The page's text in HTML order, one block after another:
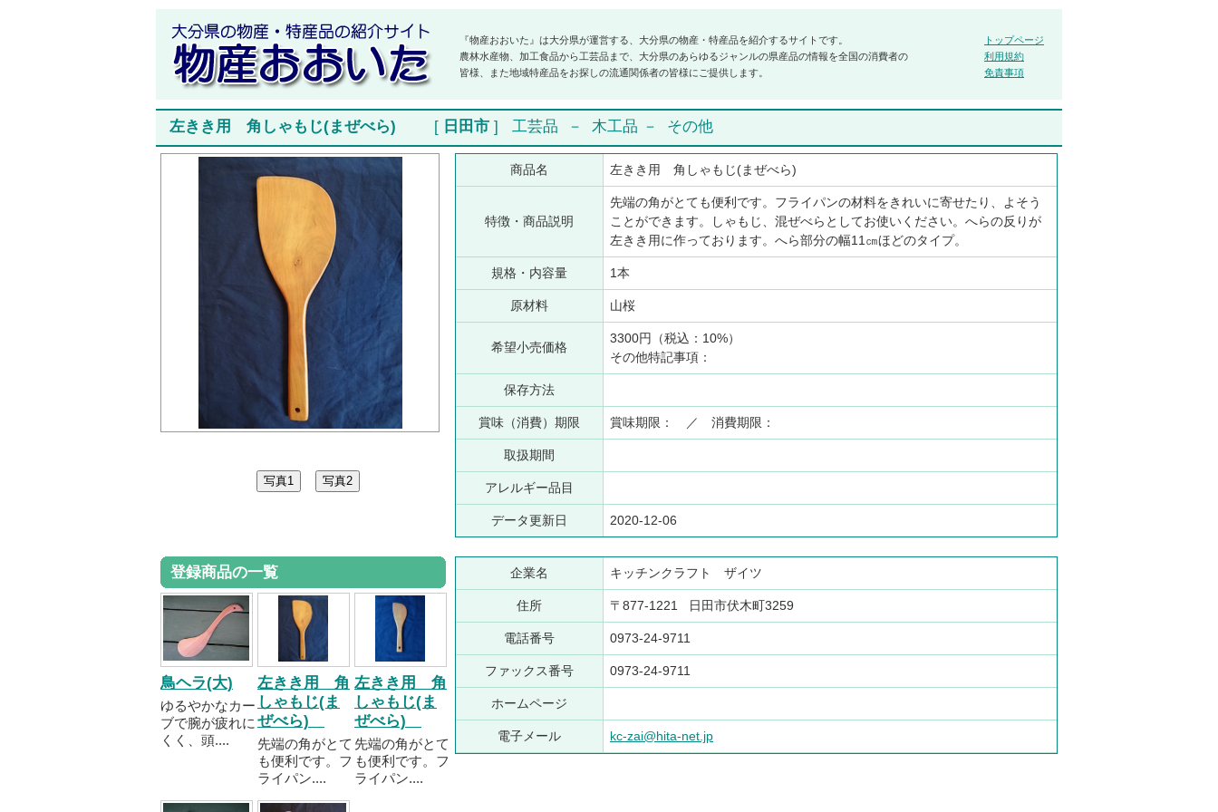
『物産おおいた』は大分県が運営する、大分県の物産・特産品を紹介するサイトです。
農林水産物、加工食品から工芸品まで、大分県のあらゆるジャンルの県産品の情報を全国の消費者の
皆様、また地域特産品をお探しの流通関係者の皆様にご提供します。
トップページ
利用規約
免責事項
左きき用 角しゃもじ(まぜべら) [ 日田市 ] 工芸品 － 木工品 － その他
商品名 左きき用 角しゃもじ(まぜべら)
特徴・商品説明
先端の角がとても便利です。フライパンの材料をきれいに寄せたり、よそう
ことができます。しゃもじ、混ぜべらとしてお使いください。へらの反りが
左きき用に作っております。へら部分の幅11㎝ほどのタイプ。
規格・内容量 1本
原材料 山桜
希望小売価格
3300円（税込：10%）
その他特記事項：
保存方法
賞味（消費）期限 賞味期限： ／ 消費期限：
取扱期間
アレルギー品目
データ更新日 2020-12-06
登録商品の一覧
鳥ヘラ(大)
ゆるやかなカー
ブで腕が疲れに
くく、頭....
左きき用 角
しゃもじ(ま
ぜべら)
先端の角がとて
も便利です。フ
ライパン....
左きき用 角
しゃもじ(ま
ぜべら)
先端の角がとて
も便利です。フ
ライパン....
企業名 キッチンクラフト ザイツ
住所 〒877-1221 日田市伏木町3259
電話番号 0973-24-9711
ファックス番号 0973-24-9711
ホームページ
電子メール kc-zai@hita-net.jp